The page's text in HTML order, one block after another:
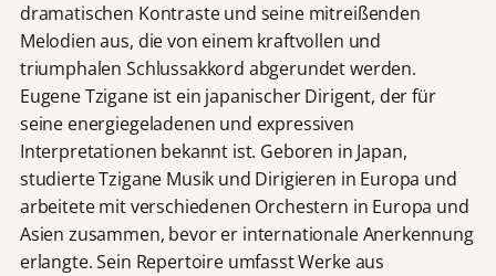
dramatischen Kontraste und seine mitreißenden
Melodien aus, die von einem kraftvollen und
triumphalen Schlussakkord abgerundet werden.
Eugene Tzigane ist ein japanischer Dirigent, der für
seine energiegeladenen und expressiven
Interpretationen bekannt ist. Geboren in Japan,
studierte Tzigane Musik und Dirigieren in Europa und
arbeitete mit verschiedenen Orchestern in Europa und
Asien zusammen, bevor er internationale Anerkennung
erlangte. Sein Repertoire umfasst Werke aus